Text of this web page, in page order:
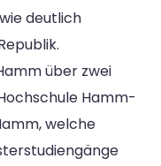
deutlich
über zwei
Hamm-
welche